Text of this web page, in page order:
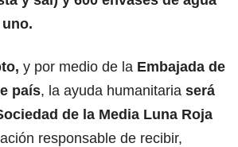
y por medio de la Embajada de
país, la ayuda humanitaria será
de la Media Luna Roja
responsable de recibir,